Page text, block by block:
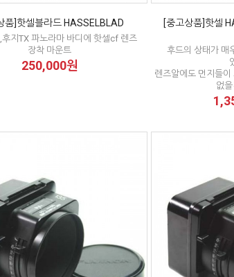
품]핫셀블라드 HASSELBLAD
지TX 파노라마 바디에 핫셀cf 렌즈
장착 마운트
250,000원
[중고상품]핫셀
후드의 상태가 매
렌즈알에도 먼지들
없